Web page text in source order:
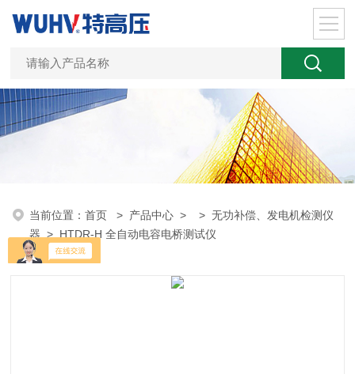
当前位置：首页 > 产品中心 > >无功补偿、发电机检测仪
器 > HTDR-H 全自动电容电桥测试仪